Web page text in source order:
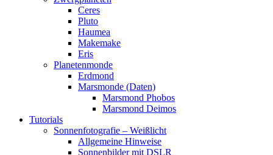
Ceres
Pluto
Haumea
Makemake
Eris
Planetenmonde
Erdmond
Marsmonde (Daten)
Marsmond Phobos
Marsmond Deimos
Tutorials
Sonnenfotografie – Weißlicht
Allgemeine Hinweise
Sonnenbilder mit DSLR